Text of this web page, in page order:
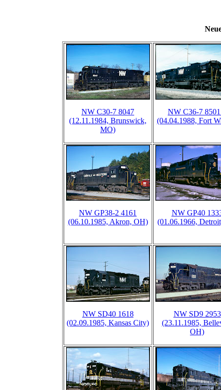
NW C30-7 8047
(12.11.1984, Brunswick,
MO)
NW C36-7
(04.04.1988, Fort
NW GP38-2 4161
(06.10.1985, Akron, OH)
NW GP40
(01.06.1966,
NW SD40 1618
(02.09.1985, Kansas City)
NW SD9 2953
(23.11.1985,
OH)